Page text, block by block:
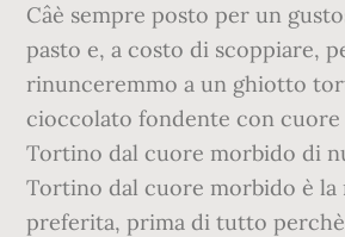
Câè sempre posto per un
pasto e, a costo di scoppiare,
rinunceremmo a un ghiotto
cioccolato fondente con cuore
Tortino dal cuore morbido di
Tortino dal cuore morbido è la
preferita, prima di tutto